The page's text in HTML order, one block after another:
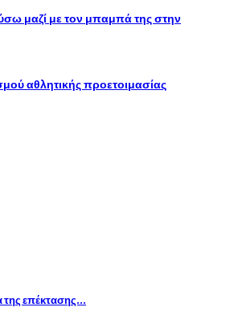
μαζί με τον μπαμπά της στην
αθλητικής προετοιμασίας
της επέκτασης…